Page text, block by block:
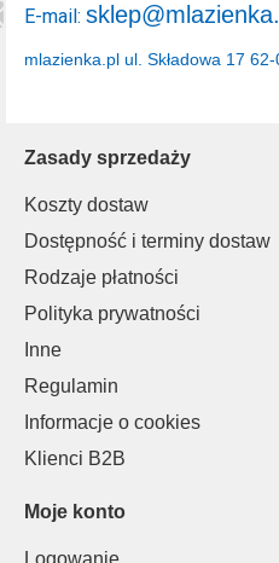
Zasady sprzedaży
Koszty dostaw
Dostępność i terminy dostaw
Rodzaje płatności
Polityka prywatności
Inne
Regulamin
Informacje o cookies
Klienci B2B
Moje konto
Logowanie
mlazienka.pl ul. Składowa 17 62-
E-mail: